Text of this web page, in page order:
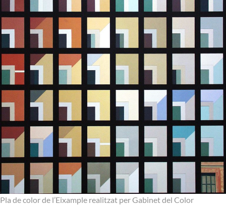
Pla de color de l’Eixample realitzat perGabinet del Color